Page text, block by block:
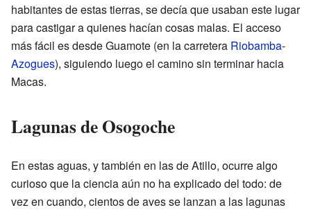
habitantes de estas tierras, se decía que usaban este lugar
para castigar a quienes hacían cosas malas. El acceso
más fácil es desde Guamote (en la carretera Riobamba-
Azogues), siguiendo luego el camino sin terminar hacia
Macas.
Lagunas de Osogoche
En estas aguas, y también en las de Atillo, ocurre algo
curioso que la ciencia aún no ha explicado del todo: de
vez en cuando, cientos de aves se lanzan a las lagunas